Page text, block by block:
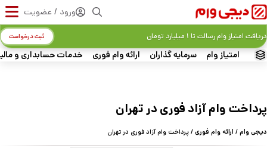
ورود / عضویت
امتیاز وام سرمایه گذاران ارائه وام فوری خدمات حسابداری و
دریافت امتیاز وام رسالت تا ۱ میلیارد تومان ثبت درخواست
پرداخت وام آزاد فوری در تهران
دیجی وام/ ارائه وام فوری/ پرداخت وام آزاد فوری در تهران